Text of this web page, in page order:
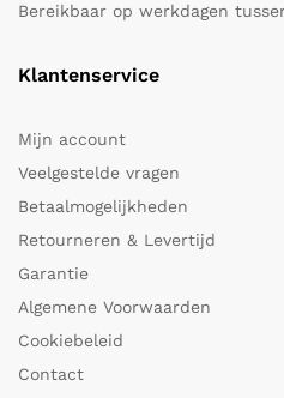
Bereikbaar op werkdagen
Klantenservice
Mijn account
Veelgestelde vragen
Betaalmogelijkheden
Retourneren & Levertijd
Garantie
Algemene Voorwaarden
Cookiebeleid
Contact